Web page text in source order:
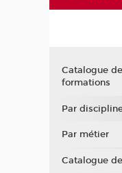
Catalogue
formations
Par
Par métier
Catalogue